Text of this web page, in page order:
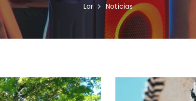
Lar Notícias